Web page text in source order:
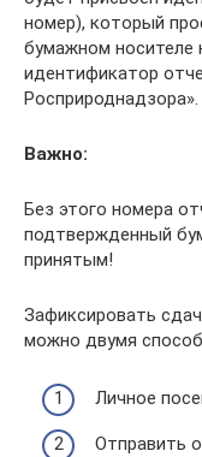
номер), который
бумажном носителе
идентификатор
Росприроднадзора».
Важно:
Без этого номера
подтвержденный
принятым!
Зафиксировать
можно двумя
Личное
Отправить